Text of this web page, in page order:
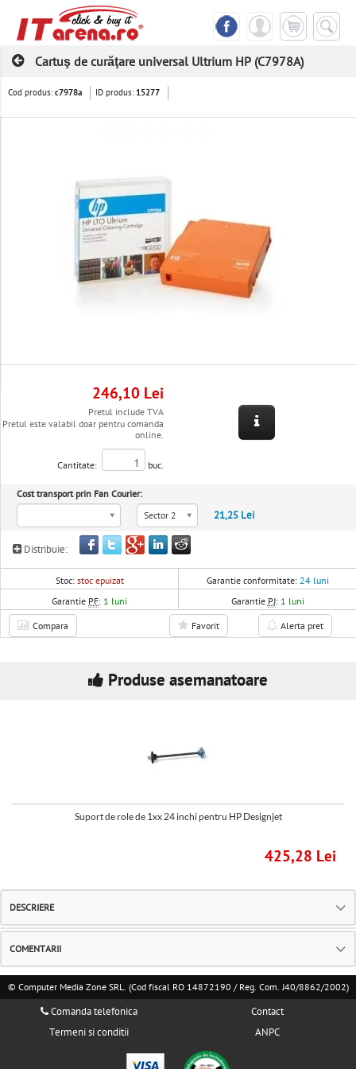
Cartuş de curăţare universal Ultrium HP (C7978A)
Cod produs:c7978a ID produs: 15277
246,10 Lei
Pretul include TVA
Pretul este valabil doar pentru comanda
online.
Cantitate: buc.
Cost transport prin Fan Courier:
Sector 2
21,25 Lei
Distribuie:
Stoc: stoc epuizat Garantie conformitate: 24 luni
Garantie PF: 1 luni Garantie PJ: 1 luni
Compara Favorit Alerta pret
Produse asemanatoare
Suport de role de 1xx 24 inchi pentru HP Designjet
425,28 Lei
DESCRIERE
COMENTARII
© Computer Media Zone SRL. (Cod fiscal RO 14872190 / Reg. Com. J40/8862/2002)
Comanda telefonica
Termeni si conditii
Contact
ANPC